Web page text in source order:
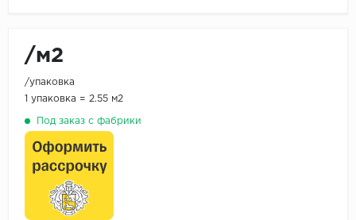
/м2
/упаковка
1 упаковка = 2.55 м2
Под заказ с фабрики